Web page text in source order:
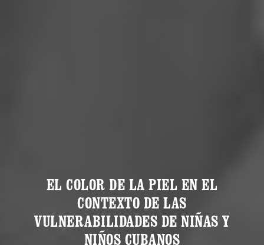
EL COLOR DE LA PIEL EN EL
CONTEXTO DE LAS
VULNERABILIDADES DE NIÑAS Y
NIÑOS CUBANOS